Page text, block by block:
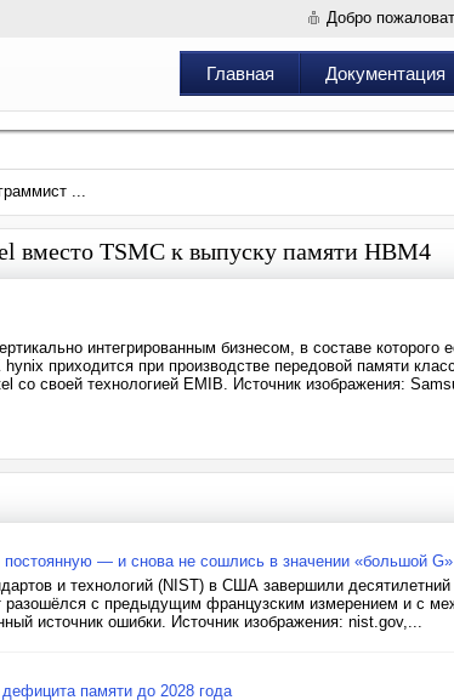
Добро
Главная Документация
...
вместо TSMC к выпуску памяти HBM4
интегрированным бизнесом, в составе которого
приходится при производстве передовой памяти
со своей технологией EMIB. Источник изображения:
постоянную — и снова не сошлись в значении «большой G»
и технологий (NIST) в США завершили
разошёлся с предыдущим французским измерением и с
источник ошибки. Источник изображения: nist.gov,...
памяти до 2028 года